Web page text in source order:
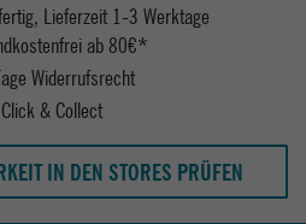
Lieferzeit 1-3 Werktage
ab 80€*
Widerrufsrecht
Click & Collect
IN DEN STORES PRÜFEN